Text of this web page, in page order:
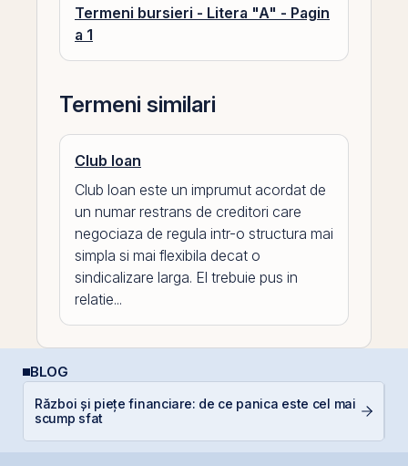
Termeni bursieri - Litera "A" - Pagin
a 1
Termeni similari
Club loan
Club loan este un imprumut acordat de
un numar restrans de creditori care
negociaza de regula intr-o structura mai
simpla si mai flexibila decat o
sindicalizare larga. El trebuie pus in
relatie...
BLOG
Război și piețe financiare: de ce panica este cel mai
scump sfat